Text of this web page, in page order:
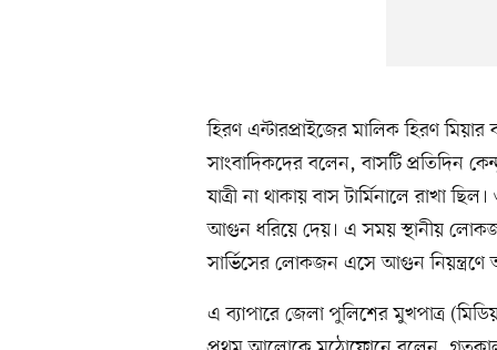
হিরণ এন্টারপ্রাইজের মালিক হিরণ
সাংবাদিকদের বলেন, বাসটি প্রতিদিন
যাত্রী না থাকায় বাস টার্মিনালে রাখা
আগুন ধরিয়ে দেয়। এ সময় স্থানীয়
সার্ভিসের লোকজন এসে আগুন নিয়ন্ত্রণে
এ ব্যাপারে জেলা পুলিশের মুখপাত্র